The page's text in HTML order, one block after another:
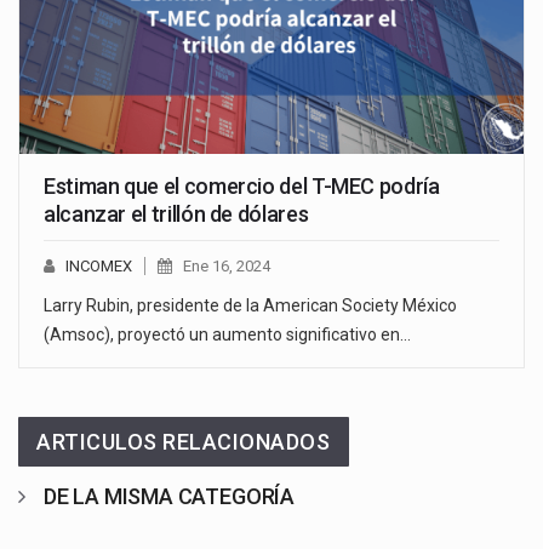
Estiman que el comercio del T-MEC podría
alcanzar el trillón de dólares
INCOMEX Ene 16, 2024
Larry Rubin, presidente de la American Society México
(Amsoc), proyectó un aumento significativo en…
ARTICULOS RELACIONADOS
DE LA MISMA CATEGORÍA